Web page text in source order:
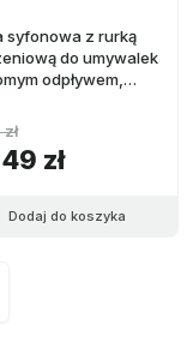
syfonowa z rurką
do umywalek
odpływem,
zł
Dodaj do koszyka